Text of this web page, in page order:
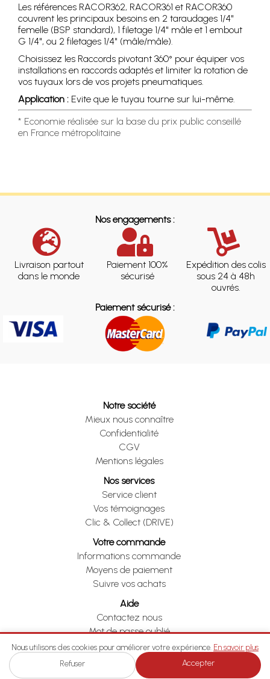
Les références RACOR362, RACOR361 et RACOR360
couvrent les principaux besoins en 2 taraudages 1/4"
femelle (BSP standard), 1 filetage 1/4" mâle et 1 embout
G 1/4", ou 2 filetages 1/4" (mâle/mâle).
Choisissez les Raccords pivotant 360° pour équiper vos
installations en raccords adaptés et limiter la rotation de
vos tuyaux lors de vos projets pneumatiques.
Application : Evite que le tuyau tourne sur lui-même.
* Economie réalisée sur la base du prix public conseillé
en France métropolitaine
Nos engagements :
Livraison partout
dans le monde
Paiement 100%
sécurisé
Expédition des colis
sous 24 à 48h
ouvrés.
Paiement sécurisé :
Notre société
Mieux nous connaître
Confidentialité
CGV
Mentions légales
Nos services
Service client
Vos témoignages
Clic & Collect (DRIVE)
Votre commande
Informations commande
Moyens de paiement
Suivre vos achats
Aide
Contactez nous
Mot de passe oublié
Je me rétracte
Je me rétracte
Nous utilisons des cookies pour améliorer votre expérience. En savoir plus
Refuser Accepter